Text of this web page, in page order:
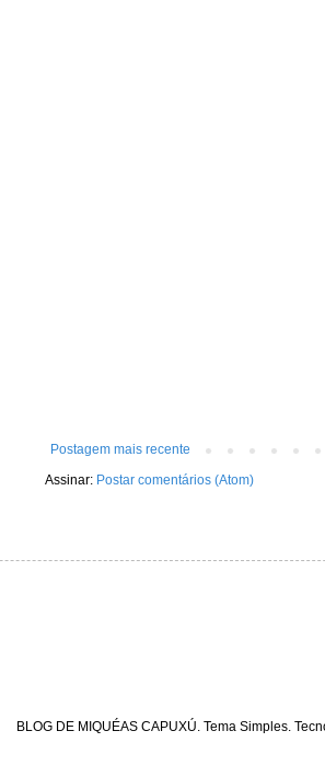
Postagem mais recente
Assinar: Postar comentários (Atom)
BLOG DE MIQUÉAS CAPUXÚ. Tema Simples.